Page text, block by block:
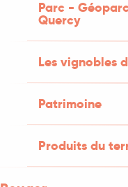
Parc -
Quercy
Les vignobles
Patrimoine
Produits du